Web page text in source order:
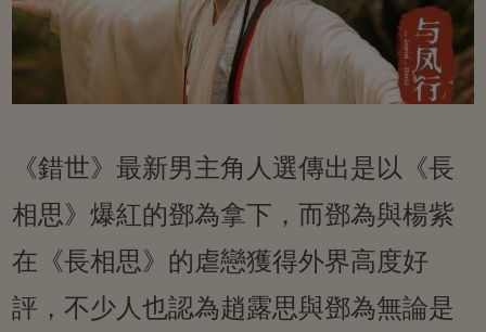
《錯世》最新男主角人選傳出是以《長
相思》爆紅的鄧為拿下，而鄧為與楊紫
在《長相思》的虐戀獲得外界高度好
評，不少人也認為趙露思與鄧為無論是